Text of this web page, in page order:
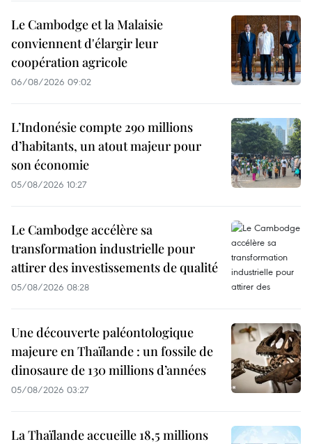
Le Cambodge et la Malaisie
conviennent d'élargir leur
coopération agricole
06/08/2026 09:02
L’Indonésie compte 290 millions
d’habitants, un atout majeur pour
son économie
05/08/2026 10:27
Le Cambodge accélère sa
transformation industrielle pour
attirer des investissements de qualité
05/08/2026 08:28
Une découverte paléontologique
majeure en Thaïlande : un fossile de
dinosaure de 130 millions d’années
05/08/2026 03:27
La Thaïlande accueille 18,5 millions